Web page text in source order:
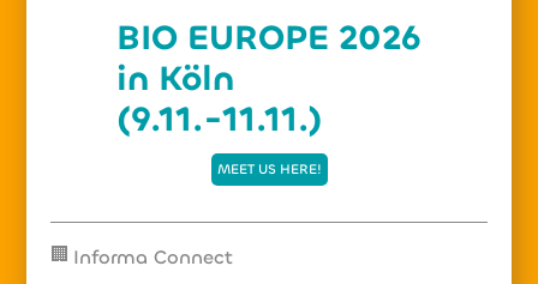
BIO EUROPE 2026
in Köln
(9.11.-11.11.)
MEET US HERE!
🏢 Informa Connect